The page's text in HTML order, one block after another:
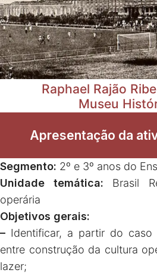
Raphael Rajão
Museu
Apresentação da
Segmento: 2º e 3º anos do
Unidade temática: Brasil
operária
Objetivos gerais:
– Identificar, a partir do
entre construção da cultura
lazer;